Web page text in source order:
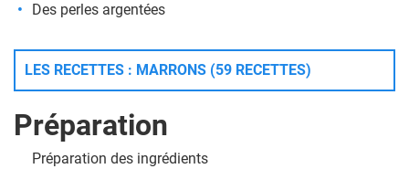
Des perles argentées
LES RECETTES : MARRONS (59 RECETTES)
Préparation
Préparation des ingrédients